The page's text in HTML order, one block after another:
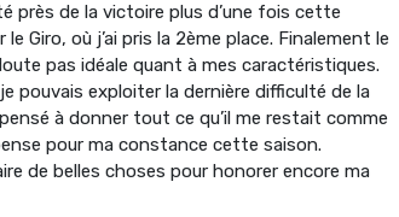
près de la victoire plus d’une fois cette
le Giro, où j’ai pris la 2ème place. Finalement le
pas idéale quant à mes caractéristiques.
pouvais exploiter la dernière difficulté de la
à donner tout ce qu’il me restait comme
pour ma constance cette saison.
de belles choses pour honorer encore ma